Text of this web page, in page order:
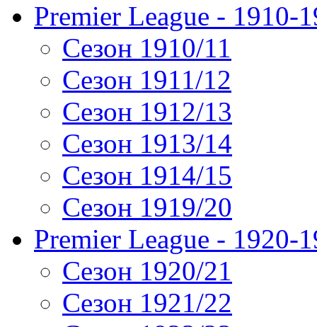
Premier League - 1910-
Сезон 1910/11
Сезон 1911/12
Сезон 1912/13
Сезон 1913/14
Сезон 1914/15
Сезон 1919/20
Premier League - 1920-
Сезон 1920/21
Сезон 1921/22